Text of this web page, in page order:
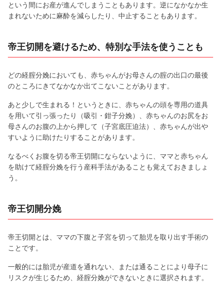
という間にお産が進んでしまうこともあります。逆になかなか生
まれないために麻酔を減らしたり、中止することもあります。
帝王切開を避けるため、特別な手法を使うことも
どの経腟分娩においても、赤ちゃんがお母さんの腟の出口の最後
のところにきてなかなか出てこないことがあります。
あと少しで生まれる！というときに、赤ちゃんの頭を専用の道具
を用いて引っ張ったり（吸引・鉗子分娩）、赤ちゃんのお尻をお
母さんのお腹の上から押して（子宮底圧迫法）、赤ちゃんが出や
すいように助けたりすることがあります。
なるべくお腹を切る帝王切開にならないように、ママと赤ちゃん
を助けて経腟分娩を行う産科手法があることも覚えておきましょ
う。
帝王切開分娩
帝王切開とは、ママの下腹と子宮を切って胎児を取り出す手術の
ことです。
一般的には胎児が産道を通れない、または通ることにより母子に
リスクが生じるため、経腟分娩ができないときに選択されます。